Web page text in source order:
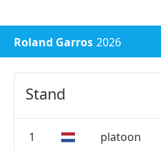
Roland Garros 2026
Stand
1 platoon